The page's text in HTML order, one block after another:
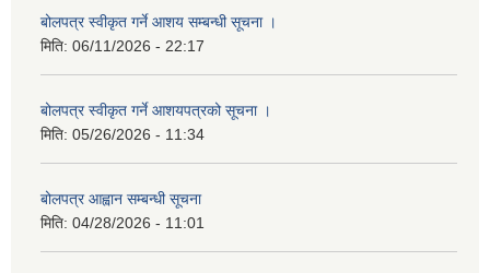
बोलपत्र स्वीकृत गर्ने आशय सम्बन्धी सूचना ।
मिति: 06/11/2026 - 22:17
बोलपत्र स्वीकृत गर्ने आशयपत्रको सूचना ।
मिति: 05/26/2026 - 11:34
बोलपत्र आह्वान सम्बन्धी सूचना
मिति: 04/28/2026 - 11:01